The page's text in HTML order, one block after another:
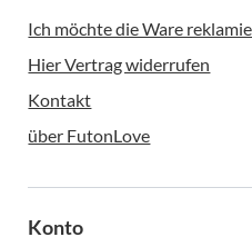
Ich möchte die Ware
Hier Vertrag widerrufen
Kontakt
über FutonLove
Konto